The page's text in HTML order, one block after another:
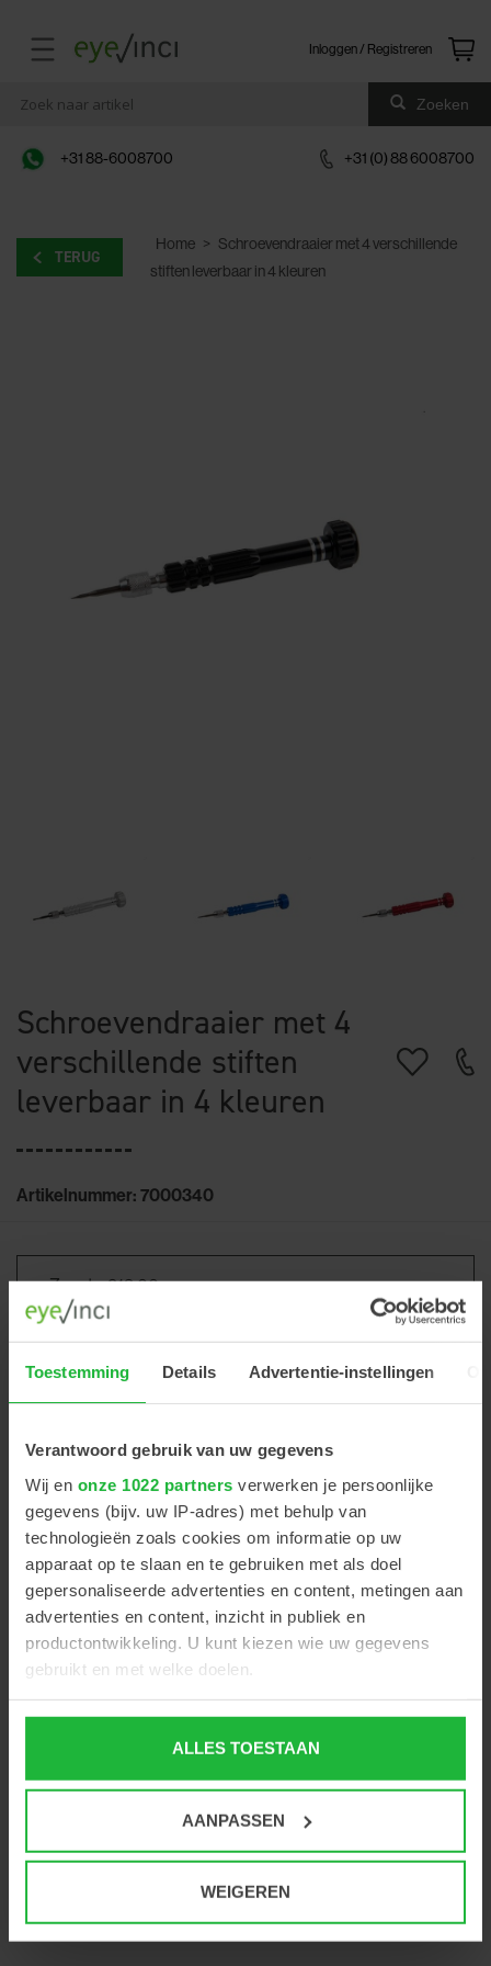
Toestemming Details Advertentie-instellingen
Verantwoord gebruik van uw gegevens
Wij en onze 1022 partners verwerken je persoonlijke
gegevens (bijv. uw IP-adres) met behulp van
technologieën zoals cookies om informatie op uw
apparaat op te slaan en te gebruiken met als doel
gepersonaliseerde advertenties en content, metingen aan
advertenties en content, inzicht in publiek en
productontwikkeling. U kunt kiezen wie uw gegevens
gebruikt en met welke doelen.
Als u het toestaat, willen we ook graag:
Informatie verzamelen over uw geografische locatie,
die tot een paar meter nauwkeurig kan zijn
op specifieke eigenschappen (fingerprinting)
Lees meer over hoe uw persoonlijke gegevens worden
verwerkt en stel uw voorkeuren in het
intrekken in de Cookieverklaring.
ALLES TOESTAAN
AANPASSEN
WEIGEREN
Inloggen / Registreren
Zoeken
+31 88-6008700 +31 (0) 88 6008700
TERUG
Home > Schroevendraaier met 4 verschillende
stiften leverbaar in 4 kleuren
Schroevendraaier met 4
verschillende stiften
leverbaar in 4 kleuren
Artikelnummer: 7000340
€19,00Excl. btw
+
2 platte stiften 1,6mm + 1,8mm, 2 kruiskop stiften
1,5mm + 1,8mm opgeborgen in het handvat